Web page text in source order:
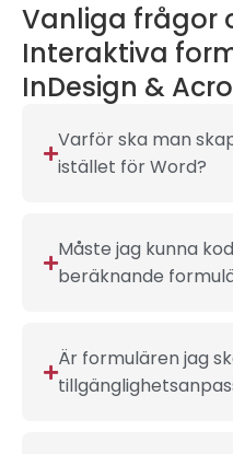
Vanliga frågor
Interaktiva
InDesign &
Varför ska man
istället för Word?
Måste jag kunna
beräknande
Är formulären jag